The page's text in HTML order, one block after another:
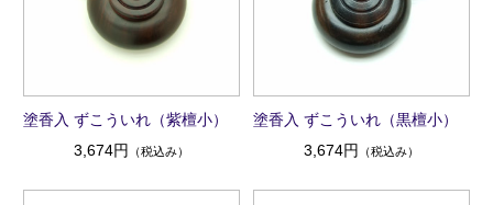
塗香入 ずこういれ（紫檀小）
3,674円
（税込み）
塗香入 ずこういれ（黒檀小）
3,674円
（税込み）